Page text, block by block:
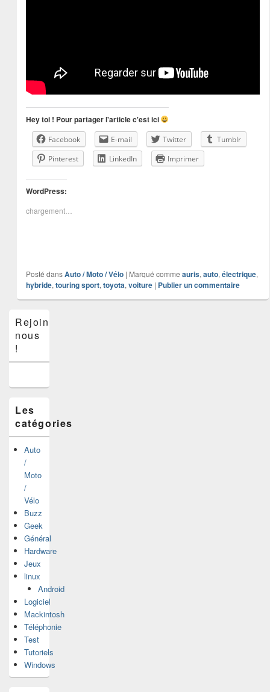
Hey toi ! Pour partager l'article c'est ici
Facebook E-mail Twitter
Tumblr
Pinterest
LinkedIn Imprimer
WordPress:
chargement…
Posté dans Auto / Moto / Vélo | Marqué comme auris, auto, électrique,
hybride, touring sport, toyota, voiture | Publier un commentaire
principale
de
widget
latérale
Rejoins-
nous
!
Les
catégories
Auto
/
Moto
/
Vélo
Buzz
Geek
Général
Hardware
Jeux
linux
Android
Logiciel
Mackintosh
Téléphonie
Test
Tutoriels
Windows